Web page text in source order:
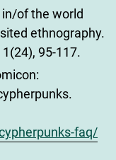
in/of the world
ethnography.
95-117.
faq/